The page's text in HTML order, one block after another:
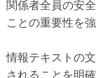
関係者全員の安
ことの重要性を
情報テキストの
されることを明